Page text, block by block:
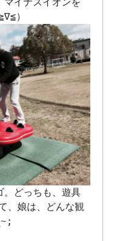
）
。どっちも、遊具
、娘は、どんな観